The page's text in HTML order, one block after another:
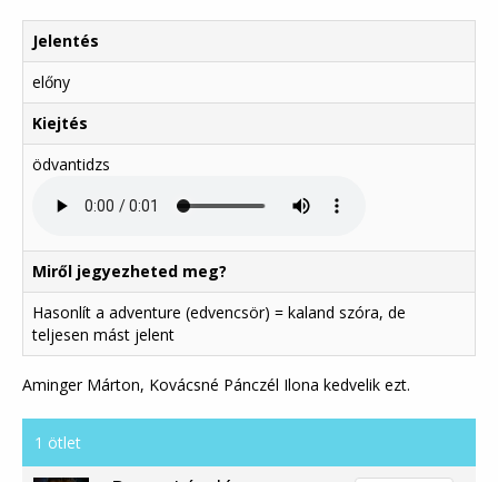
Jelentés
előny
Kiejtés
ödvantidzs
Miről jegyezheted meg?
Hasonlít a adventure (edvencsör) = kaland szóra, de
teljesen mást jelent
Aminger Márton, Kovácsné Pánczél Ilona kedvelik ezt.
1 ötlet